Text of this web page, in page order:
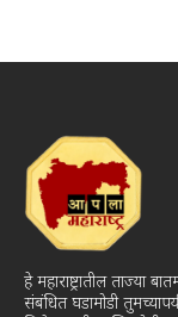
हे महाराष्ट्रातील ताज्या
संबंधित घडामोडी